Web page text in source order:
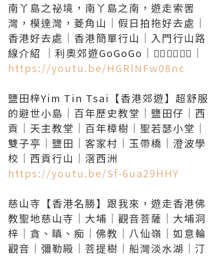
南丫島之祕境，南丫島之南，遊走索罟
灣，模達灣，菱角山｜假日拍拖好去處｜
香港好去處｜香港簡單行山｜入門行山路
https://youtu.be/HGRlNFw08nc
鹽田梓Yim Tin Tsai【香港郊遊】超舒服
的避世小島｜百年歷史教堂｜鹽田仔｜西
貢｜天主教堂｜百年樟樹｜聖若瑟小堂｜
雙子亭｜鹽田｜客家村｜玉帶橋｜澄波學
https://youtu.be/Sf-6ua29HHY
慈山寺【香港名勝】跟我來，遊走香港佛
教聖地慈山寺｜大埔｜觀音菩薩｜大埔洞
梓｜貪、瞋、痴｜佛教｜八仙嶺｜如意輪
觀音｜彌勒殿｜菩提樹｜船灣淡水湖｜汀